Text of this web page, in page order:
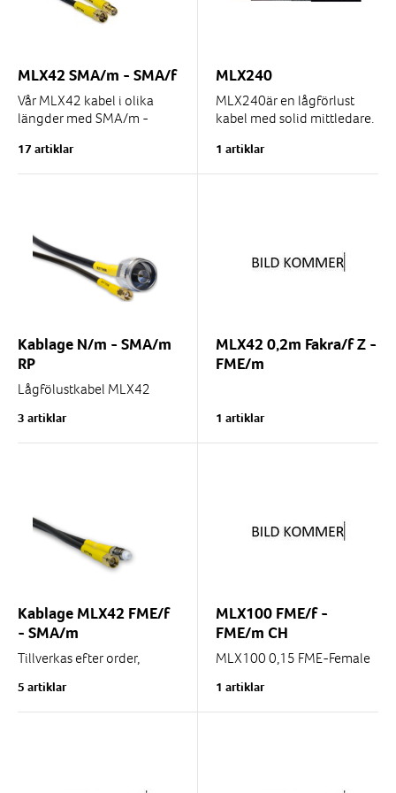
TNC/f TNC/m RP
M6 Invändig FAKRA/m D x2
FAKRA/m I x2 SMA/m x2
SMA/f chassi SMA/f RP chassi
FAKRA/f C x2
C/m
MLX42 SMA/m - SMA/f
Vår MLX42 kabel i olika
längder med SMA/m -
Kabeln är av typ lowloss och
passar ypperligt till 4G eller
17 artiklar
MLX240
MLX240är en lågförlust
kabel med solid mittledare.
kravet på dämpning skall
vara...
1 artiklar
Kablage N/m - SMA/m
RP
Lågfölustkabel MLX42
Andra längder går att ta
3 artiklar
MLX42 0,2m Fakra/f Z -
FME/m
1 artiklar
Kablage MLX42 FME/f
- SMA/m
Tillverkas efter order,
dagar.
5 artiklar
MLX100 FME/f -
FME/m CH
MLX100 0,15 FME-Female
1 artiklar